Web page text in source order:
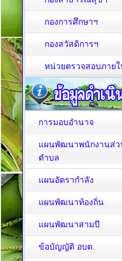
กองการศึกษาฯ
กองสวัสดิการฯ
หน่วยตรวจสอบภาย
การมอบอำนาจ
แผนพัฒนาพนักงานส่
ตำบล
แผนอัตรากำลัง
แผนพัฒนาท้องถิ่น
แผนพัฒนาสามปี
ข้อบัญญัติ อบต.